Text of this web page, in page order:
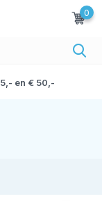
0